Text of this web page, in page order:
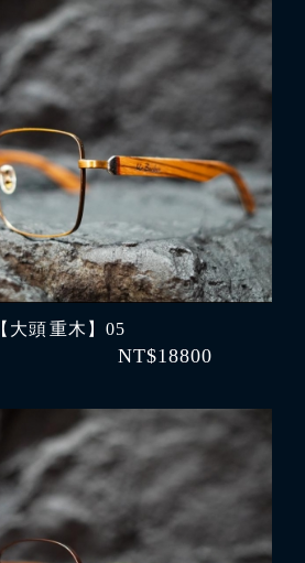
【大頭 重木】05
NT$18800